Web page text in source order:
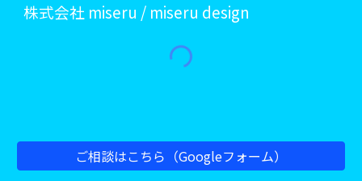
株式会社 miseru / miseru design
ご相談はこちら（Googleフォーム）